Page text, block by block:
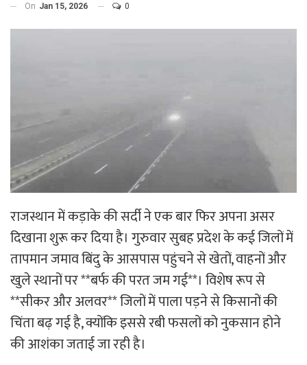
On Jan 15, 2026 0
राजस्थान में कड़ाके की सर्दी ने एक बार फिर अपना असर
दिखाना शुरू कर दिया है। गुरुवार सुबह प्रदेश के कई जिलों में
तापमान जमाव बिंदु के आसपास पहुंचने से खेतों, वाहनों और
खुले स्थानों पर **बर्फ की परत जम गई**। विशेष रूप से
**सीकर और अलवर** जिलों में पाला पड़ने से किसानों की
चिंता बढ़ गई है, क्योंकि इससे रबी फसलों को नुकसान होने
की आशंका जताई जा रही है।